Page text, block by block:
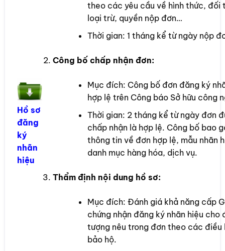
Hồ sơ
đăng
ký
nhãn
hiệu
theo các yêu cầu về hình thức, đối
loại trừ, quyền nộp đơn…
Thời gian: 1 tháng kể từ ngày nộp
Công bố chấp nhận đơn:
Mục đích: Công bố đơn đăng ký
hợp lệ trên Công báo Sở hữu công
Thời gian: 2 tháng kể từ ngày đơn
chấp nhận là hợp lệ. Công bố bao
thông tin về đơn hợp lệ, mẫu nhãn
danh mục hàng hóa, dịch vụ.
Thẩm định nội dung hồ sơ:
Mục đích: Đánh giá khả năng cấp
chứng nhận đăng ký nhãn hiệu cho
tượng nêu trong đơn theo các điều
bảo hộ.